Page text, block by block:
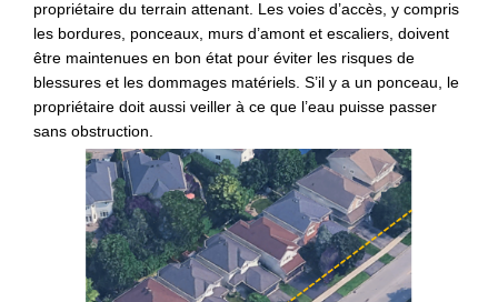
propriétaire du terrain attenant. Les voies d’accès, y compris
les bordures, ponceaux, murs d’amont et escaliers, doivent
être maintenues en bon état pour éviter les risques de
blessures et les dommages matériels. S’il y a un ponceau, le
propriétaire doit aussi veiller à ce que l’eau puisse passer
sans obstruction.